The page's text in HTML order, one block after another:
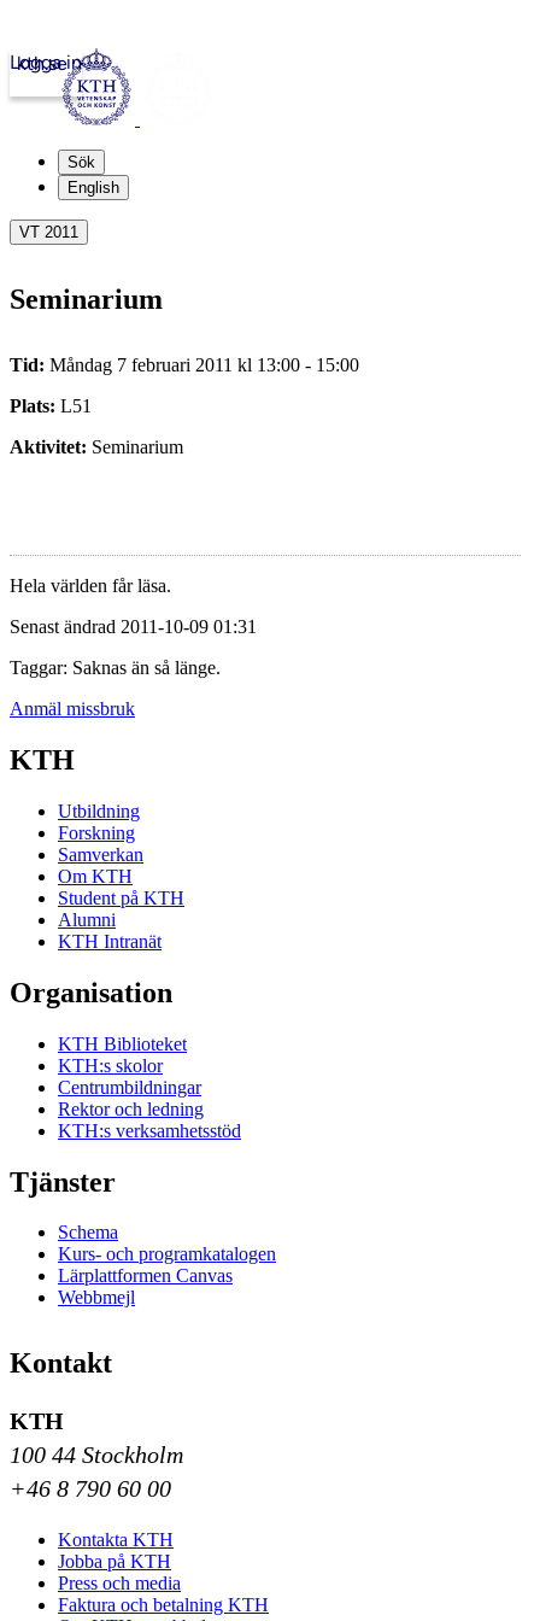
kth.se
Logga in
Sök
English
VT 2011
Seminarium
Tid: Måndag 7 februari 2011 kl 13:00 - 15:00
Plats: L51
Aktivitet: Seminarium
Hela världen får läsa.
Senast ändrad 2011-10-09 01:31
Taggar: Saknas än så länge.
Anmäl missbruk
KTH
Utbildning
Forskning
Samverkan
Om KTH
Student på KTH
Alumni
KTH Intranät
Organisation
KTH Biblioteket
KTH:s skolor
Centrumbildningar
Rektor och ledning
KTH:s verksamhetsstöd
Tjänster
Schema
Kurs- och programkatalogen
Lärplattformen Canvas
Webbmejl
Kontakt
KTH
100 44 Stockholm
+46 8 790 60 00
Kontakta KTH
Jobba på KTH
Press och media
Faktura och betalning KTH